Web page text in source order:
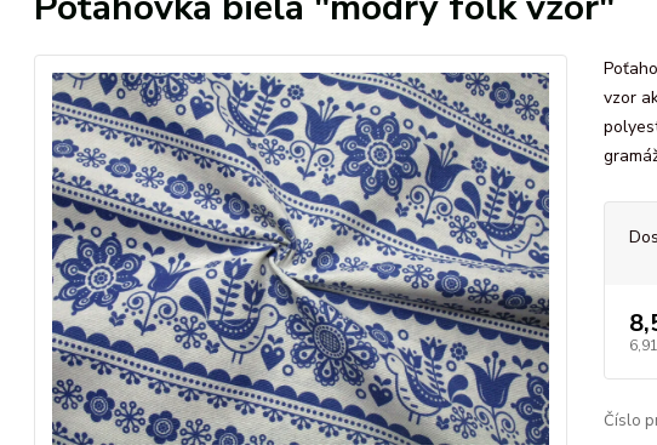
vzor
Číslo